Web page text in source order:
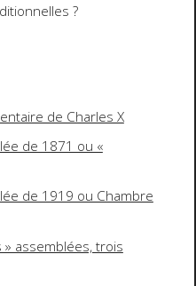
?
de Charles X
de 1871 ou «
de 1919 ou Chambre
» assemblées, trois